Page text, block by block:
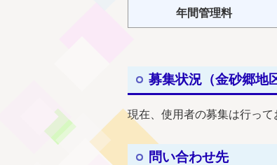
年間管理料
募集状況（金砂郷地
現在、使用者の募集は行って
問い合わせ先